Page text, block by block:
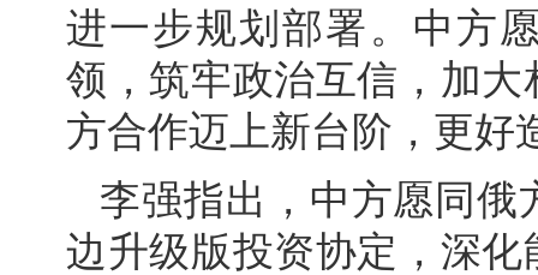
进一步规划部署。中方
领，筑牢政治互信，加
方合作迈上新台阶，更好
李强指出，中方愿同俄
边升级版投资协定，深